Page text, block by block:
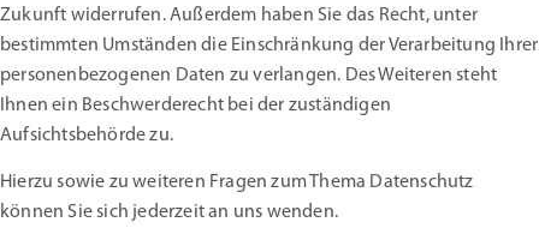
Zukunft widerrufen. Außerdem haben Sie das Recht, unter
bestimmten Umständen die Einschränkung der Verarbeitung Ihrer
personenbezogenen Daten zu verlangen. Des Weiteren steht
Ihnen ein Beschwerderecht bei der zuständigen
Aufsichtsbehörde zu.
Hierzu sowie zu weiteren Fragen zum Thema Datenschutz
können Sie sich jederzeit an uns wenden.